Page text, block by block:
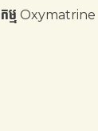
ម្ម Oxymatrine